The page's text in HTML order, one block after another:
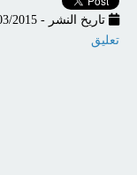
تاريخ النشر - 10/03/2015 08:15:49 م
تعليق